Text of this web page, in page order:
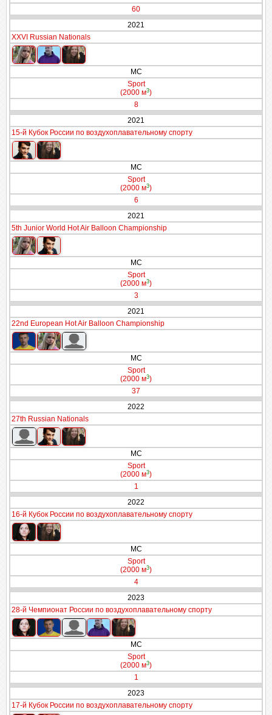
60
2021
XXVI Russian Nationals
МС
Sport
(2000 м3)
8
2021
15-й Кубок России по воздухоплавательному спорту
МС
Sport
(2000 м3)
6
2021
5th Junior World Hot Air Balloon Championship
МС
Sport
(2000 м3)
3
2021
22nd European Hot Air Balloon Championship
МС
Sport
(2000 м3)
37
2022
27th Russian Nationals
МС
Sport
(2000 м3)
1
2022
16-й Кубок России по воздухоплавательному спорту
МС
Sport
(2000 м3)
4
2023
28-й Чемпионат России по воздухоплавательному спорту
МС
Sport
(2000 м3)
1
2023
17-й Кубок России по воздухоплавательному спорту